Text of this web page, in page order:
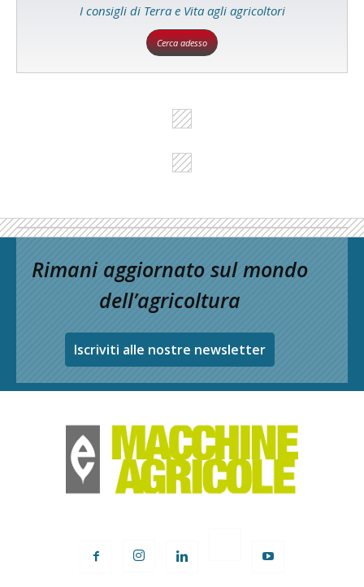
I consigli di Terra e Vita agli agricoltori
Cerca adesso
Rimani aggiornato sul mondo
dell’agricoltura
Iscriviti alle nostre newsletter